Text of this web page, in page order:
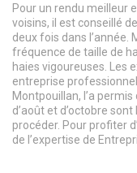
Pour un rendu meilleur
voisins, il est conseillé
deux fois dans l’année.
fréquence de taille de
haies vigoureuses. Les
entreprise
Montpouillan, l’a permis
d’août et d’octobre
procéder. Pour profiter
de l’expertise de